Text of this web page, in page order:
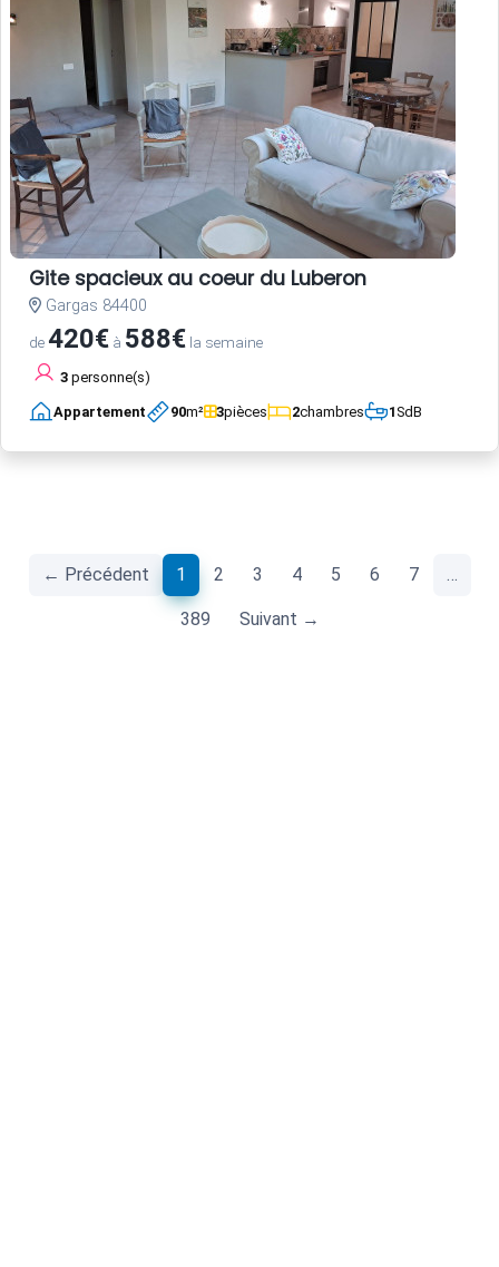
Gite spacieux au coeur du Luberon
Gargas 84400
de420€ à 588€ la semaine
3 personne(s)
Appartement 90m² 3pièces 2chambres 1SdB
← Précédent 1 (current)
2 3 4 5 6 7 …
389 Suivant →